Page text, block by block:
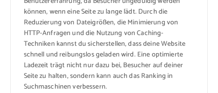
können, wenn eine Seite zu lange lädt. Durch die
Reduzierung von Dateigrößen, die Minimierung von
HTTP-Anfragen und die Nutzung von Caching-
Techniken kannst du sicherstellen, dass deine Website
schnell und reibungslos geladen wird. Eine optimierte
Ladezeit trägt nicht nur dazu bei, Besucher auf deiner
Seite zu halten, sondern kann auch das Ranking in
Suchmaschinen verbessern.